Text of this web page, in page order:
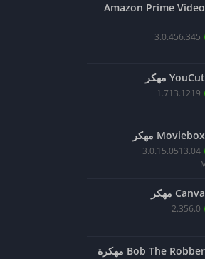
تطبيق Amazon Prime Video
3.0.456.345
1.713.1219
3.0.15.0513.04
2.356.0